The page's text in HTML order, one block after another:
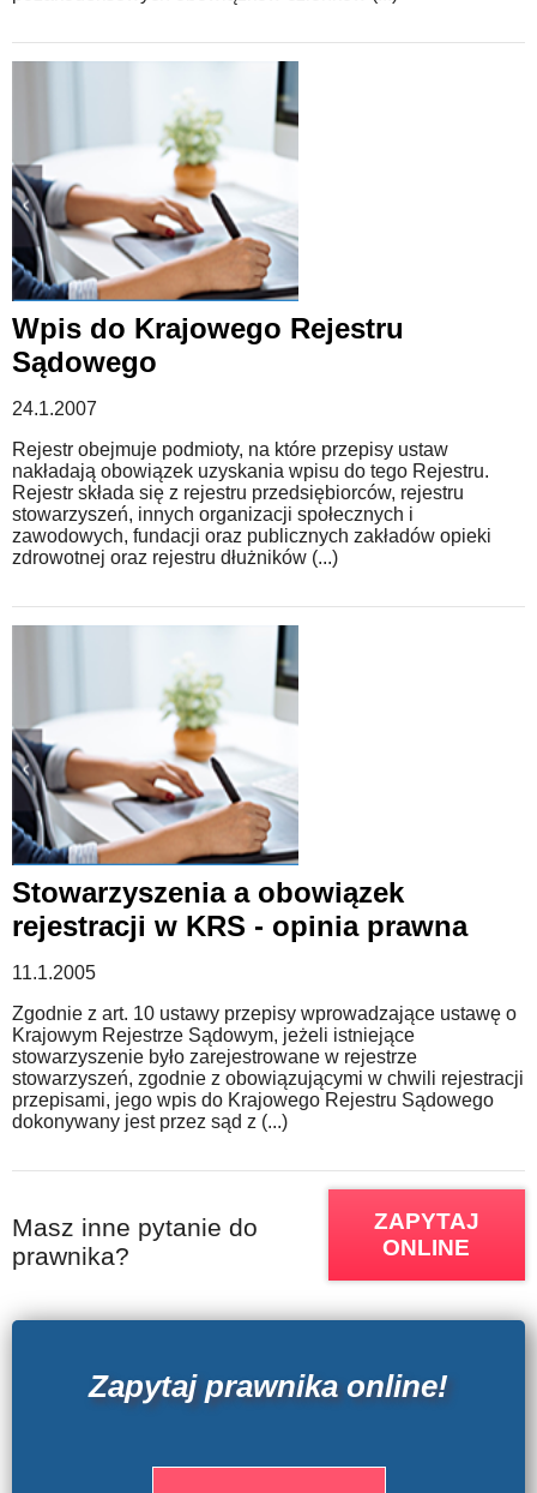
Wpis do Krajowego Rejestru
Sądowego
24.1.2007
Rejestr obejmuje podmioty, na które przepisy ustaw
nakładają obowiązek uzyskania wpisu do tego Rejestru.
Rejestr składa się z rejestru przedsiębiorców, rejestru
stowarzyszeń, innych organizacji społecznych i
zawodowych, fundacji oraz publicznych zakładów opieki
zdrowotnej oraz rejestru dłużników (...)
Stowarzyszenia a obowiązek
rejestracji w KRS - opinia prawna
11.1.2005
Zgodnie z art. 10 ustawy przepisy wprowadzające ustawę o
Krajowym Rejestrze Sądowym, jeżeli istniejące
stowarzyszenie było zarejestrowane w rejestrze
stowarzyszeń, zgodnie z obowiązującymi w chwili rejestracji
przepisami, jego wpis do Krajowego Rejestru Sądowego
dokonywany jest przez sąd z (...)
Masz inne pytanie do
prawnika?
ZAPYTAJ
ONLINE
Zapytaj prawnika online!